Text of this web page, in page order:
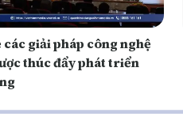
các giải pháp công nghệ
thúc đẩy phát triển